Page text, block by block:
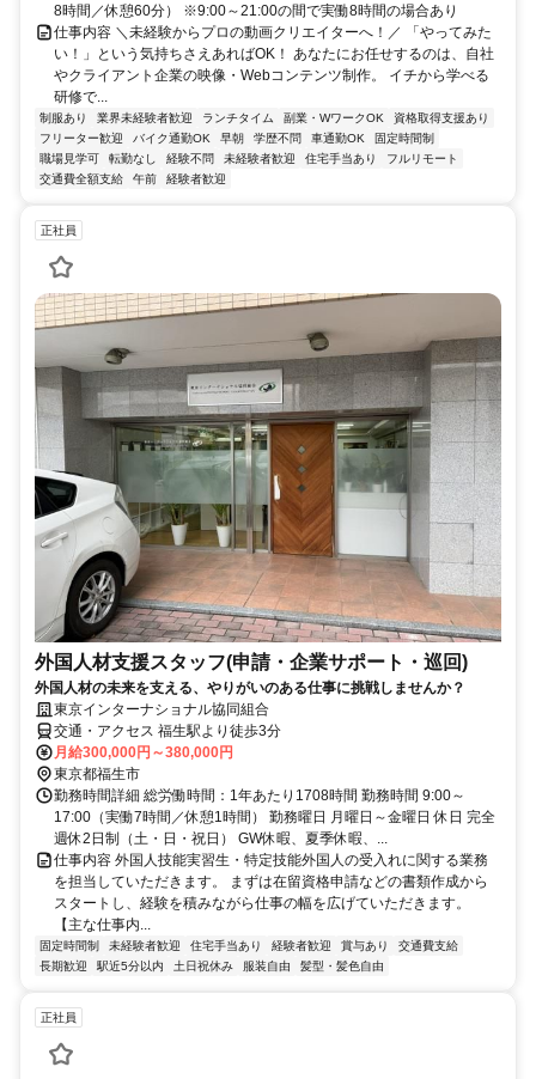
8時間／休憩60分） ※9:00～21:00の間で実働8時間の場合あり
仕事内容 ＼未経験からプロの動画クリエイターへ！／ 「やってみた
い！」という気持ちさえあればOK！ あなたにお任せするのは、自社
やクライアント企業の映像・Webコンテンツ制作。 イチから学べる
研修で...
制服あり 業界未経験者歓迎 ランチタイム 副業・WワークOK
資格取得支援あり
フリーター歓迎
バイク通勤OK 早朝 学歴不問 車通勤OK
固定時間制
職場見学可
転勤なし 経験不問 未経験者歓迎 住宅手当あり
フルリモート
交通費全額支給
午前 経験者歓迎
正社員
外国人材支援スタッフ(申請・企業サポート・巡回)
外国人材の未来を支える、やりがいのある仕事に挑戦しませんか？
東京インターナショナル協同組合
交通・アクセス 福生駅より徒歩3分
月給300,000円～380,000円
東京都福生市
勤務時間詳細 総労働時間：1年あたり1708時間 勤務時間 9:00～
17:00（実働7時間／休憩1時間） 勤務曜日 月曜日～金曜日 休日 完全
週休2日制（土・日・祝日） GW休暇、夏季休暇、...
仕事内容 外国人技能実習生・特定技能外国人の受入れに関する業務
を担当していただきます。 まずは在留資格申請などの書類作成から
スタートし、経験を積みながら仕事の幅を広げていただきます。
【主な仕事内...
固定時間制 未経験者歓迎 住宅手当あり 経験者歓迎 賞与あり
交通費支給
長期歓迎
駅近5分以内 土日祝休み 服装自由 髪型・髪色自由
正社員